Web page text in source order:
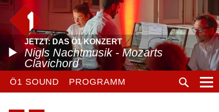
JETZT: DAS Ö1 KONZERT
Nigls Nachtmusik - Mozarts
Clavichord
Ö1 SOUND PROGRAMM